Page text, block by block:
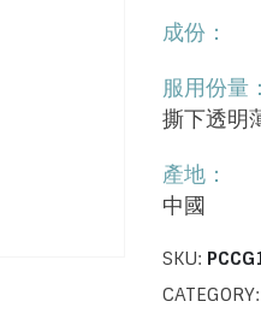
成份：
服用份量：
撕下透明
產地：
中國
SKU:
CATEGORY: